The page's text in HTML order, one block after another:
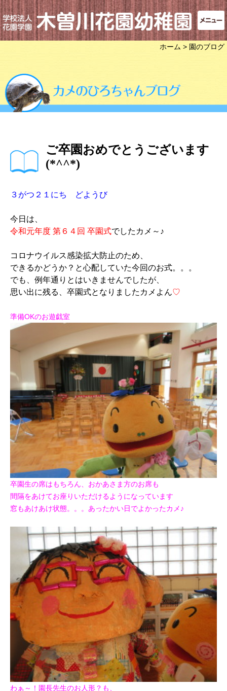
ホーム > 園のブログ
ご卒園おめでとうございます
(*^^*)
３がつ２１にち どようび
今日は、
令和元年度 第６４回 卒園式でしたカメ～♪
コロナウイルス感染拡大防止のため、
できるかどうか？と心配していた今回のお式。。。
でも、例年通りとはいきませんでしたが、
思い出に残る、卒園式となりましたカメよん♡
準備OKのお遊戯室
卒園生の席はもちろん、おかあさま方のお席も
間隔をあけてお座りいただけるようになっています
窓もあけあけ状態。。。あったかい日でよかったカメ♪
わぁ～！ 園長先生のお人形？も、